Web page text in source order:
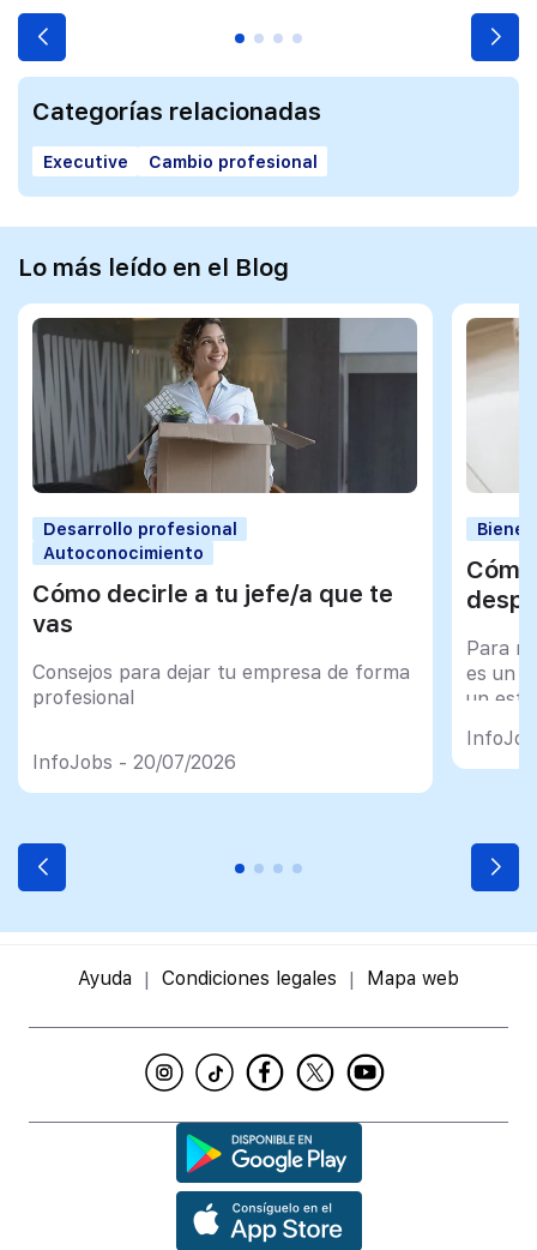
Categorías relacionadas
Executive Cambio profesional
Lo más leído en el Blog
Desarrollo profesional
Autoconocimiento
Cómo decirle a tu jefe/a que te
vas
Consejos para dejar tu empresa de forma
profesional
InfoJobs - 20/07/2026
Para
es un
un
Ayuda Condiciones legales Mapa web